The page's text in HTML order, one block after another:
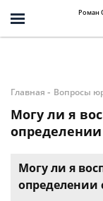
Роман
Главная - Вопросы
Могу ли я
определении
Могу ли я
определении